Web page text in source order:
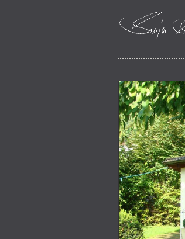
Schmuckerzaehlt
Sonja Salehi